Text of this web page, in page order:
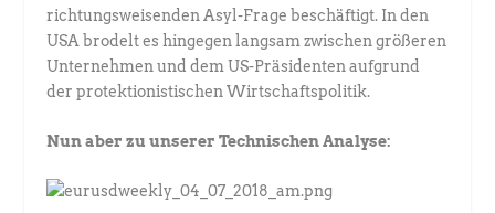
richtungsweisenden Asyl-Frage beschäftigt. In den
USA brodelt es hingegen langsam zwischen größeren
Unternehmen und dem US-Präsidenten aufgrund
der protektionistischen Wirtschaftspolitik.
Nun aber zu unserer Technischen Analyse: